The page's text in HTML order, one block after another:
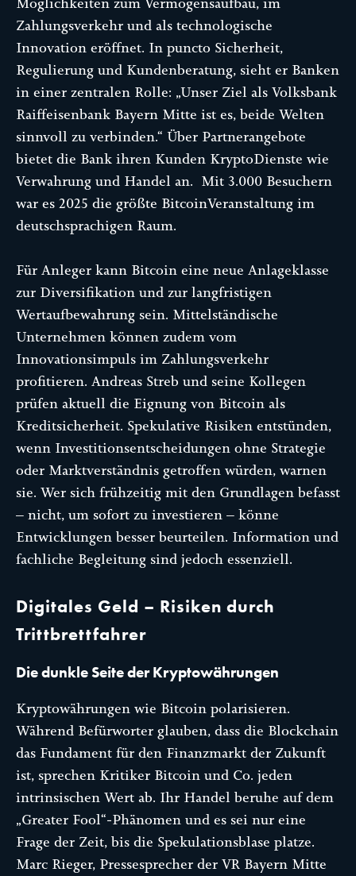
Zahlungsverkehr und als technologische
Innovation eröffnet. In puncto Sicherheit,
Regulierung und Kundenberatung, sieht er Banken
in einer zentralen Rolle: „Unser Ziel als Volksbank
Raiffeisenbank Bayern Mitte ist es, beide Welten
sinnvoll zu verbinden.“ Über Partnerangebote
bietet die Bank ihren Kunden KryptoDienste wie
Verwahrung und Handel an. Mit 3.000 Besuchern
war es 2025 die größte BitcoinVeranstaltung im
deutschsprachigen Raum.
Für Anleger kann Bitcoin eine neue Anlageklasse
zur Diversifikation und zur langfristigen
Wertaufbewahrung sein. Mittelständische
Unternehmen können zudem vom
Innovationsimpuls im Zahlungsverkehr
profitieren. Andreas Streb und seine Kollegen
prüfen aktuell die Eignung von Bitcoin als
Kreditsicherheit. Spekulative Risiken entstünden,
wenn Investitionsentscheidungen ohne Strategie
oder Marktverständnis getroffen würden, warnen
sie. Wer sich frühzeitig mit den Grundlagen befasst
– nicht, um sofort zu investieren – könne
Entwicklungen besser beurteilen. Information und
fachliche Begleitung sind jedoch essenziell.
Digitales Geld – Risiken durch
Trittbrettfahrer
Die dunkle Seite der Kryptowährungen
Kryptowährungen wie Bitcoin polarisieren.
Während Befürworter glauben, dass die Blockchain
das Fundament für den Finanzmarkt der Zukunft
ist, sprechen Kritiker Bitcoin und Co. jeden
intrinsischen Wert ab. Ihr Handel beruhe auf dem
„Greater Fool“-Phänomen und es sei nur eine
Frage der Zeit, bis die Spekulationsblase platze.
Marc Rieger, Pressesprecher der VR Bayern Mitte